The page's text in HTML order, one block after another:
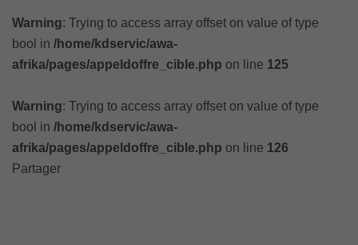
Warning: Trying to access array offset on value of type
bool in /home/kdservic/awa-
afrika/pages/appeldoffre_cible.php on line 125
Warning: Trying to access array offset on value of type
bool in /home/kdservic/awa-
afrika/pages/appeldoffre_cible.php on line 126
Partager